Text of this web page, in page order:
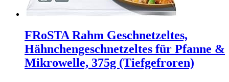
FRoSTA Rahm Geschnetzeltes,
Hähnchengeschnetzeltes für Pfanne &
Mikrowelle, 375g (Tiefgefroren)